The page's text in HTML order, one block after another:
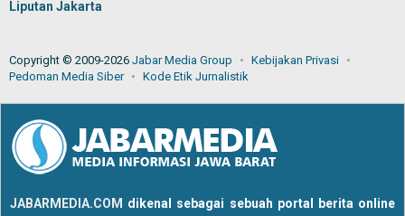
Liputan Jakarta
Copyright © 2009-2026 Jabar Media Group
Kebijakan Privasi
Pedoman Media Siber
Kode Etik Jurnalistik
JABARMEDIA.COM dikenal sebagai sebuah portal berita online